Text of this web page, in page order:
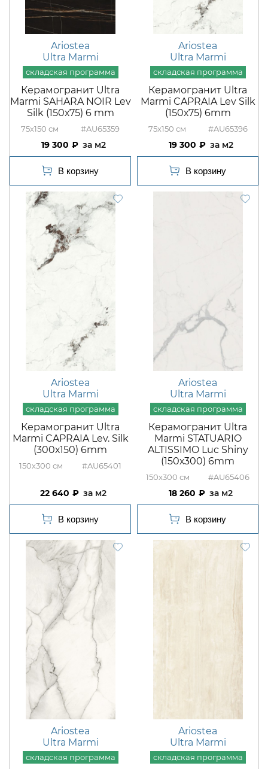
Ariostea
Ultra Marmi
Керамогранит Ultra
Marmi SAHARA NOIR Lev
Silk (150х75) 6 mm
75x150 #AU65359
19 300 м2
Ariostea
Ultra Marmi
Керамогранит Ultra
Marmi CAPRAIA Lev Silk
(150х75) 6mm
75x150 #AU65396
19 300 м2
Ariostea
Ultra Marmi
Керамогранит Ultra
Marmi CAPRAIA Lev. Silk
(300х150) 6mm
150x300 #AU65401
22 640 м2
Ariostea
Ultra Marmi
Керамогранит Ultra
Marmi STATUARIO
ALTISSIMO Luc Shiny
(150х300) 6mm
150x300 #AU65406
18 260 м2
Ariostea
Ultra Marmi
Ariostea
Ultra Marmi